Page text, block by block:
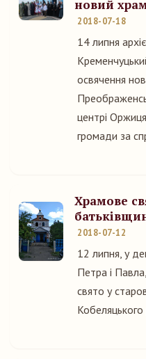
новий
2018-07-18
14 липня
освячення
центрі
громади за
Храмове
2018-07-12
12 липня, у
Петра і
свято у
Кобеляцького